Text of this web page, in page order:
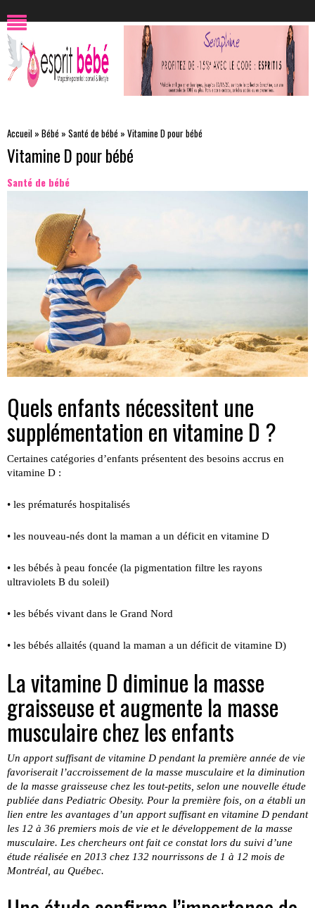
Accueil » Bébé » Santé de bébé » Vitamine D pour bébé
Vitamine D pour bébé
Santé de bébé
Quels enfants nécessitent une
supplémentation en vitamine D ?
Certaines catégories d’enfants présentent des besoins accrus en
vitamine D :
• les prématurés hospitalisés
• les nouveau-nés dont la maman a un déficit en vitamine D
• les bébés à peau foncée (la pigmentation filtre les rayons
ultraviolets B du soleil)
• les bébés vivant dans le Grand Nord
• les bébés allaités (quand la maman a un déficit de vitamine D)
La vitamine D diminue la masse
graisseuse et augmente la masse
musculaire chez les enfants
Un apport suffisant de vitamine D pendant la première année de vie
favoriserait l’accroissement de la masse musculaire et la diminution
de la masse graisseuse chez les tout-petits, selon une nouvelle étude
publiée dans Pediatric Obesity. Pour la première fois, on a établi un
lien entre les avantages d’un apport suffisant en vitamine D pendant
les 12 à 36 premiers mois de vie et le développement de la masse
musculaire. Les chercheurs ont fait ce constat lors du suivi d’une
étude réalisée en 2013 chez 132 nourrissons de 1 à 12 mois de
Montréal, au Québec.